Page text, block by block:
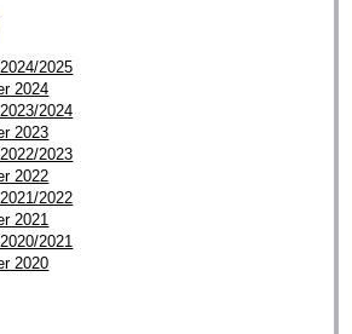
2025
2024
2024
2023
2023
2022
2022
2021
2021
2020